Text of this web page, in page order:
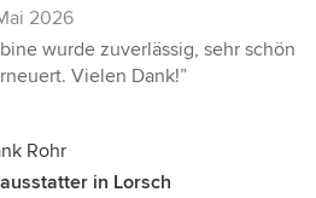
2026
wurde zuverlässig, sehr schön
Vielen Dank!”
Rohr
in Lorsch